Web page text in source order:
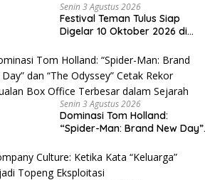
Senin 3 Agustus 2026
Festival Teman Tulus Siap
Digelar 10 Oktober 2026 di
Resmi Dibuka
Senin 3 Agustus 2026
Dominasi Tom Holland:
“Spider-Man: Brand New Day”
Rekor Penjualan Box Office
Terbesar dalam Sejarah